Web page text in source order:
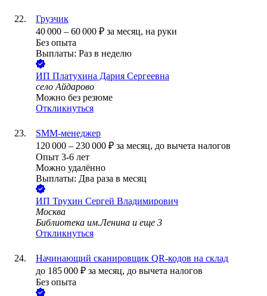
Грузчик
40 000 – 60 000 ₽ за месяц, на руки
Без опыта
Выплаты: Раз в неделю
ИП Платухина Дария Сергеевна
село Айдарово
Можно без резюме
Откликнуться
SMM-менеджер
120 000 – 230 000 ₽ за месяц, до вычета налогов
Опыт 3-6 лет
Можно удалённо
Выплаты: Два раза в месяц
ИП Трухин Сергей Владимирович
Москва
Библиотека им.Ленина и еще 3
Откликнуться
Начинающий сканировщик QR-кодов на склад
до 185 000 ₽ за месяц, до вычета налогов
Без опыта